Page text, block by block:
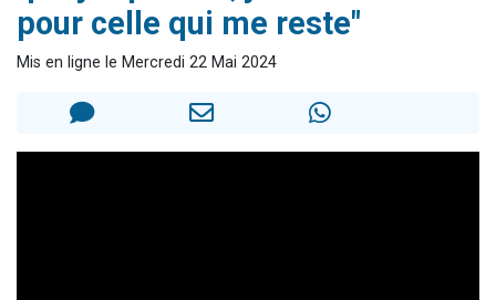
30 personnes viennent de faire un don pour Sauvez la jambe de Yohan
12 nouvelles musiques dans Torah-Box Music
29 personnes viennent de demander une bénédiction
pour celle qui me reste"
Mis en ligne le Mercredi 22 Mai 2024